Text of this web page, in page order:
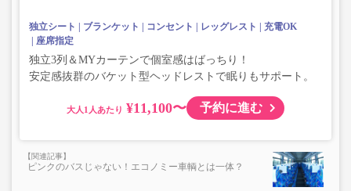
独立シート ブランケット コンセント レッグレスト
充電OK
座席指定
独立3列＆MYカーテンで個室感はばっちり！
安定感抜群のバケット型ヘッドレストで眠りもサポート。
大人 ¥11,100〜 予約に進む
ピンクのバスじゃない！エコノミー車輌とは一体？